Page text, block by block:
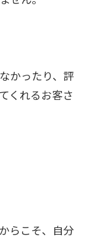
かったり、評
くれるお客さ
らこそ、自分